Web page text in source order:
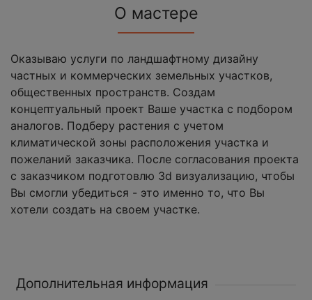
О мастере
Оказываю услуги по ландшафтному дизайну
частных и коммерческих земельных участков,
общественных пространств. Создам
концептуальный проект Ваше участка с подбором
аналогов. Подберу растения с учетом
климатической зоны расположения участка и
пожеланий заказчика. После согласования проекта
с заказчиком подготовлю 3d визуализацию, чтобы
Вы смогли убедиться - это именно то, что Вы
хотели создать на своем участке.
Дополнительная информация